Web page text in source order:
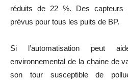
réduits de 22 %. Des capteurs
prévus pour tous les puits de BP.
Si l’automatisation peut
environnemental de la chaine de
son tour susceptible de